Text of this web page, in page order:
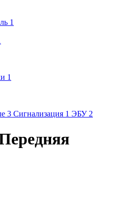
1
1
3 Сигнализация 1 ЭБУ 2